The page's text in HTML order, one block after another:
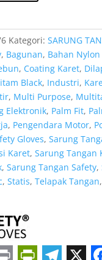
Kategori: SARUNG
, Bagunan, Bahan
, Coating Karet,
Black, Industri,
, Multi Purpose,
Elektronik, Palm Fit,
, Pengendara Motor,
Gloves, Sarung
Karet, Sarung Tangan
, Sarung Tangan Safety,
, Statis, Telapak Tangan,